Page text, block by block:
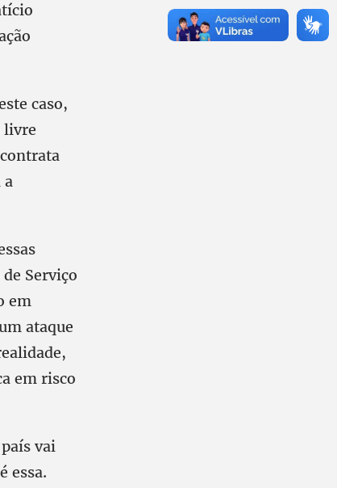
caso,
livre
a
Serviço
em
ataque
em risco
vai
essa.